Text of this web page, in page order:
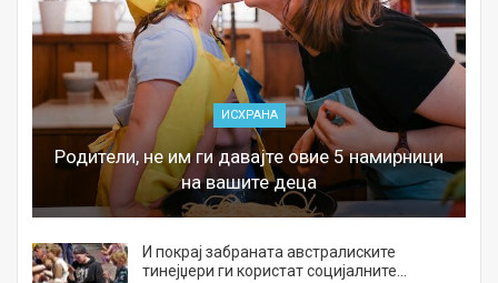
ИСХРАНА
Родители, не им ги давајте овие 5 намирници
на вашите деца
И покрај забраната австралиските
тинејџери ги користат социјалните…